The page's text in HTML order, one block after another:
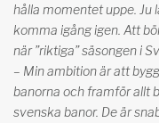
hålla momentet uppe. Ju
komma igång igen. Att
när ”riktiga” säsongen i
– Min ambition är att
banorna och framför allt
svenska banor. De är